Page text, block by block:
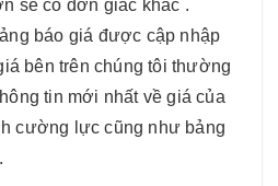
sẽ có đơn giác khác .
báo giá được cập nhập
bên trên chúng tôi thường
tin mới nhất về giá của
cường lực cũng như bảng